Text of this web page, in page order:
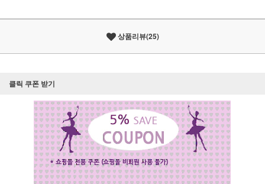
상품리뷰(25)
클릭 쿠폰 받기